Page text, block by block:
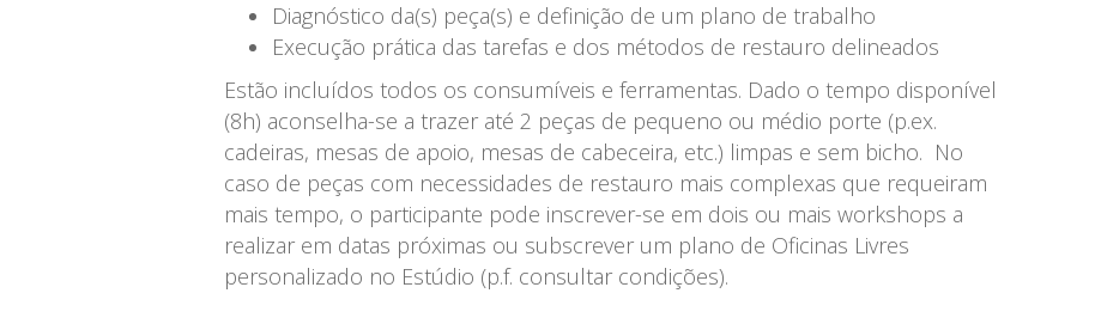
Diagnóstico da(s) peça(s) e definição de um plano de trabalho
Execução prática das tarefas e dos métodos de restauro delineados
Estão incluídos todos os consumíveis e ferramentas. Dado o tempo disponível
(8h) aconselha-se a trazer até 2 peças de pequeno ou médio porte (p.ex.
cadeiras, mesas de apoio, mesas de cabeceira, etc.) limpas e sem bicho. No
caso de peças com necessidades de restauro mais complexas que requeiram
mais tempo, o participante pode inscrever-se em dois ou mais workshops a
realizar em datas próximas ou subscrever um plano de Oficinas Livres
personalizado no Estúdio (p.f. consultar condições).